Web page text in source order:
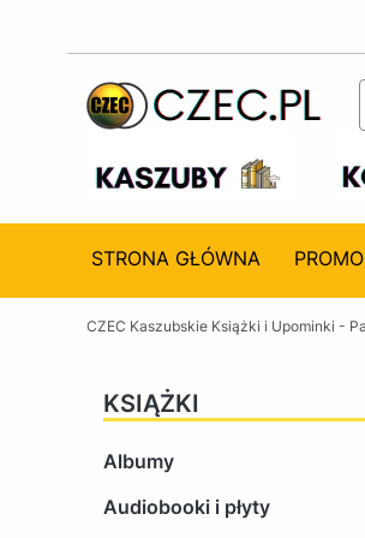
STRONA GŁÓWNA
CZEC Kaszubskie Książki i Upominki -
KSIĄŻKI
Albumy
Audiobooki i płyty